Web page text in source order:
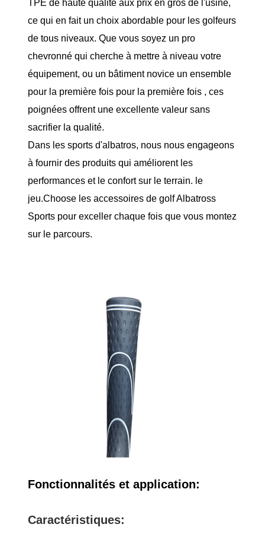
TPE de haute qualité aux prix en gros de l'usine,
ce qui en fait un choix abordable pour les golfeurs
de tous niveaux. Que vous soyez un pro
chevronné qui cherche à mettre à niveau votre
équipement, ou un bâtiment novice un ensemble
pour la première fois pour la première fois , ces
poignées offrent une excellente valeur sans
sacrifier la qualité.
Dans les sports d'albatros, nous nous engageons
à fournir des produits qui améliorent les
performances et le confort sur le terrain. le
jeu.Choose les accessoires de golf Albatross
Sports pour exceller chaque fois que vous montez
sur le parcours.
Fonctionnalités et application:
Caractéristiques: